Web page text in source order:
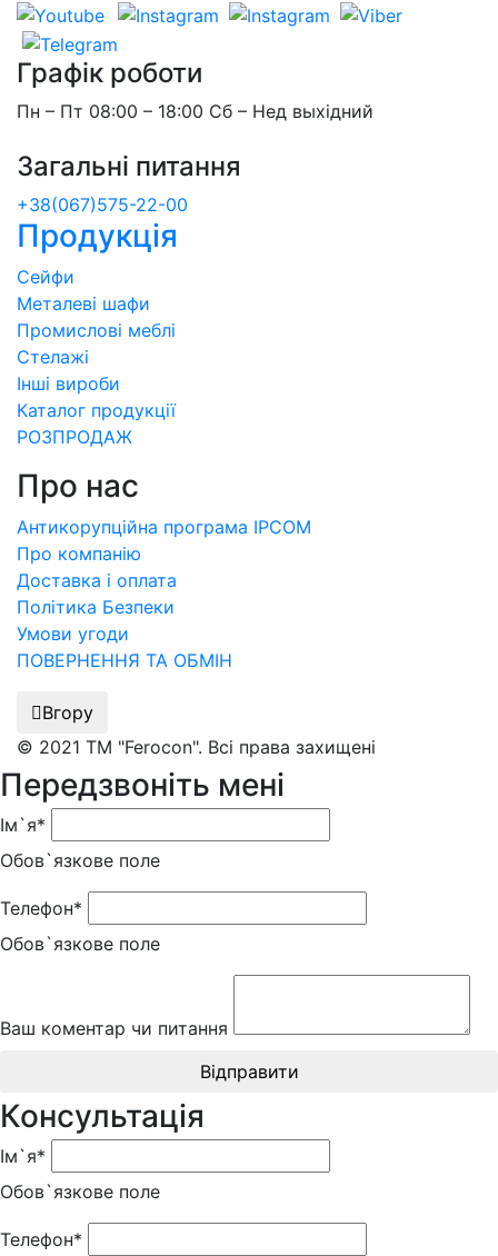
Графік роботи
Пн – Пт 08:00 – 18:00 Сб – Нед выхідний
Загальні питання
+38(067)575-22-00
Продукція
Сейфи
Металеві шафи
Промислові меблі
Стелажі
Інші вироби
Каталог продукції
РОЗПРОДАЖ
Про нас
Антикорупційна програма IPCOM
Про компанію
Доставка і оплата
Політика Безпеки
Умови угоди
ПОВЕРНЕННЯ ТА ОБМІН
Вгору
© 2021 ТМ "Ferocon". Всі права захищені
Передзвоніть мені
Ім`я*
Обов`язкове поле
Телефон*
Обов`язкове поле
Ваш коментар чи питання
Відправити
Консультація
Ім`я*
Обов`язкове поле
Телефон*